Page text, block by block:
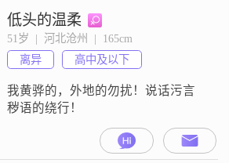
低头的温柔
51岁  |  河北沧州  |  165cm
离异
高中及以下
我黄骅的，外地的勿扰！说话污言
秽语的绕行！